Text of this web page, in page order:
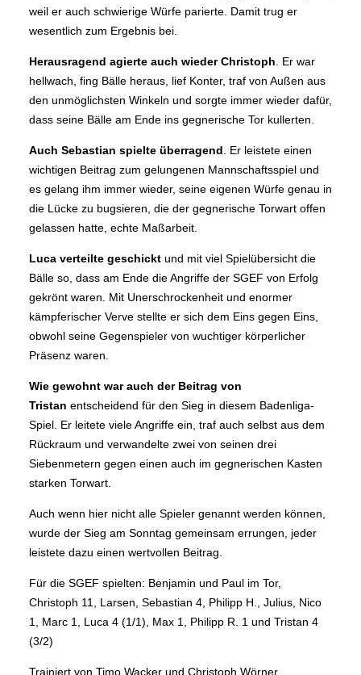
weil er auch schwierige Würfe parierte. Damit trug er
wesentlich zum Ergebnis bei.
Herausragend agierte auch wieder Christoph . Er war
hellwach, fing Bälle heraus, lief Konter, traf von Außen aus
den unmöglichsten Winkeln und sorgte immer wieder dafür,
dass seine Bälle am Ende ins gegnerische Tor kullerten.
Auch Sebastian spielte überragend . Er leistete einen
wichtigen Beitrag zum gelungenen Mannschaftsspiel und
es gelang ihm immer wieder, seine eigenen Würfe genau in
die Lücke zu bugsieren, die der gegnerische Torwart offen
gelassen hatte, echte Maßarbeit.
Luca verteilte geschickt und mit viel Spielübersicht die
Bälle so, dass am Ende die Angriffe der SGEF von Erfolg
gekrönt waren. Mit Unerschrockenheit und enormer
kämpferischer Verve stellte er sich dem Eins gegen Eins,
obwohl seine Gegenspieler von wuchtiger körperlicher
Präsenz waren.
Wie gewohnt war auch der Beitrag von
Tristan entscheidend für den Sieg in diesem Badenliga-
Spiel. Er leitete viele Angriffe ein, traf auch selbst aus dem
Rückraum und verwandelte zwei von seinen drei
Siebenmetern gegen einen auch im gegnerischen Kasten
starken Torwart.
Auch wenn hier nicht alle Spieler genannt werden können,
wurde der Sieg am Sonntag gemeinsam errungen, jeder
leistete dazu einen wertvollen Beitrag.
Für die SGEF spielten: Benjamin und Paul im Tor,
Christoph 11, Larsen, Sebastian 4, Philipp H., Julius, Nico
1, Marc 1, Luca 4 (1/1), Max 1, Philipp R. 1 und Tristan 4
(3/2)
Trainiert von Timo Wacker und Christoph Wörner